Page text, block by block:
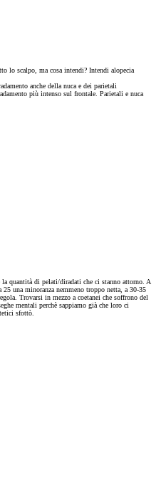
lo scalpo, ma cosa intendi? Intendi alopecia
anche della nuca e dei parietali
più intenso sul frontale. Parietali e nuca
quantità di pelati/diradati che ci stanno attorno. A
una minoranza nemmeno troppo netta, a 30-35
Trovarsi in mezzo a coetanei che soffrono del
mentali perchè sappiamo già che loro ci
sfottò.